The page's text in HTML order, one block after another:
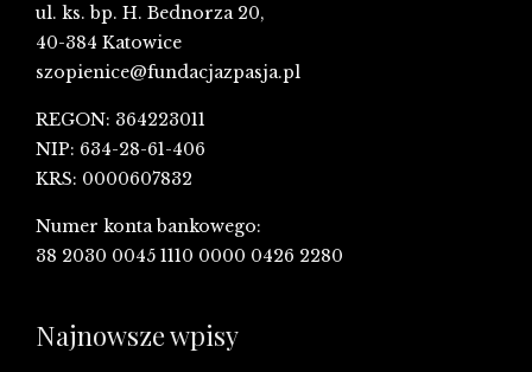
ul. ks. bp. H. Bednorza 20,
40-384 Katowice
szopienice@fundacjazpasja.pl
REGON: 364223011
NIP: 634-28-61-406
KRS: 0000607832
Numer konta bankowego:
38 2030 0045 1110 0000 0426 2280
Najnowsze wpisy